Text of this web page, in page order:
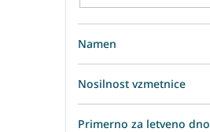
Namen
Nosilnost vzmetnice
Primerno za letveno dno